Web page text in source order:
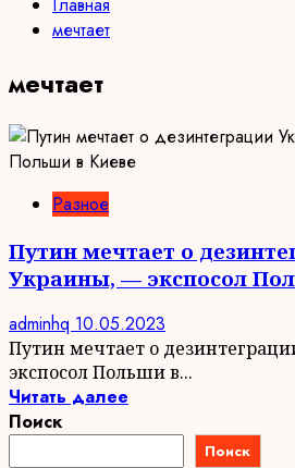
мечтает
мечтает
Разное
Путин мечтает о
Украины, — экспосол
adminhq 10.05.2023
Путин мечтает о
экспосол Польши в...
Читать далее
Поиск
Поиск